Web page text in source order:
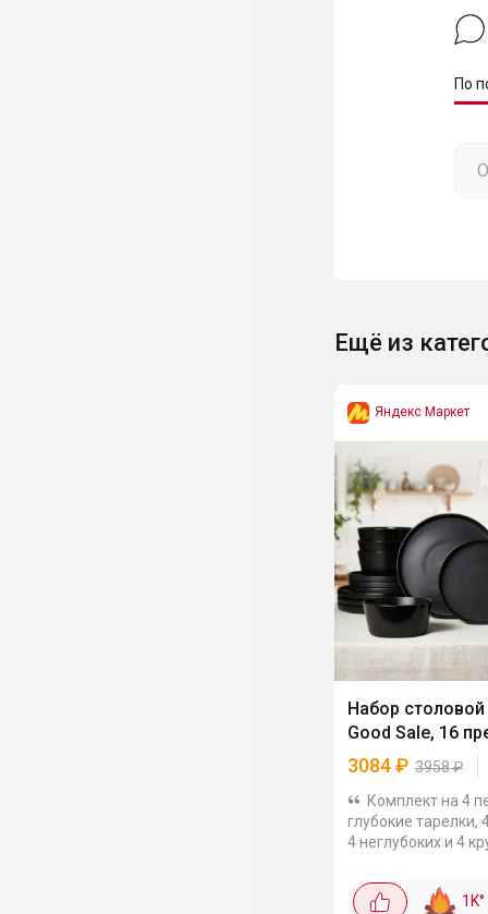
По
Ещё из
Яндекс Маркет
Набор
Good Sale, 16
3084₽ 3958₽
Комплект на 4
глубокие тарелки,
4 неглубоких и 4
салатники
размера тоже
1K°